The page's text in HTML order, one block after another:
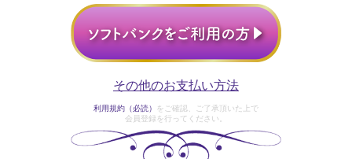
その他のお支払い方法
利用規約（必読）
をご確認、ご了承頂いた上で
会員登録を行ってください。